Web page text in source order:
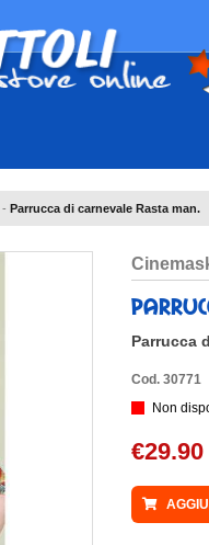
- Parrucca di carnevale Rasta man.
Parrucca
Cod. 30771
Non
€29.90